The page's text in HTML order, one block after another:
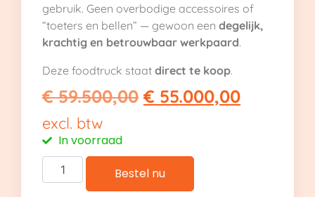
gebruik. Geen overbodige accessoires of
“toeters en bellen” — gewoon een degelijk,
krachtig en betrouwbaar werkpaard.
Deze foodtruck staat direct te koop.
€59.500,00 € 55.000,00
excl. btw
In voorraad
Bestel nu